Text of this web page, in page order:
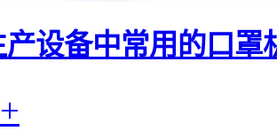
产设备中常用的口罩